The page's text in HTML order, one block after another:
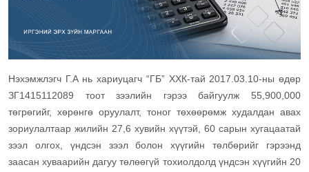
Нэхэмжлэгч Г.А нь хариуцагч “ГБ” ХХК-тай 2017.03.10-ны өдөр
ЗГ1415112089 тоот зээлийн гэрээ байгуулж 55,900,000
төгрөгийг, хөрөнгө оруулалт, тоног төхөөрөмж худалдан авах
зориулалтаар жилийн 27,6 хувийн хүүтэй, 60 сарын хугацаатай
зээл олгох, үндсэн зээл болон хүүгийн төлбөрийг гэрээнд
заасан хуваарийн дагуу төлөөгүй тохиолдолд үндсэн хүүгийн 20